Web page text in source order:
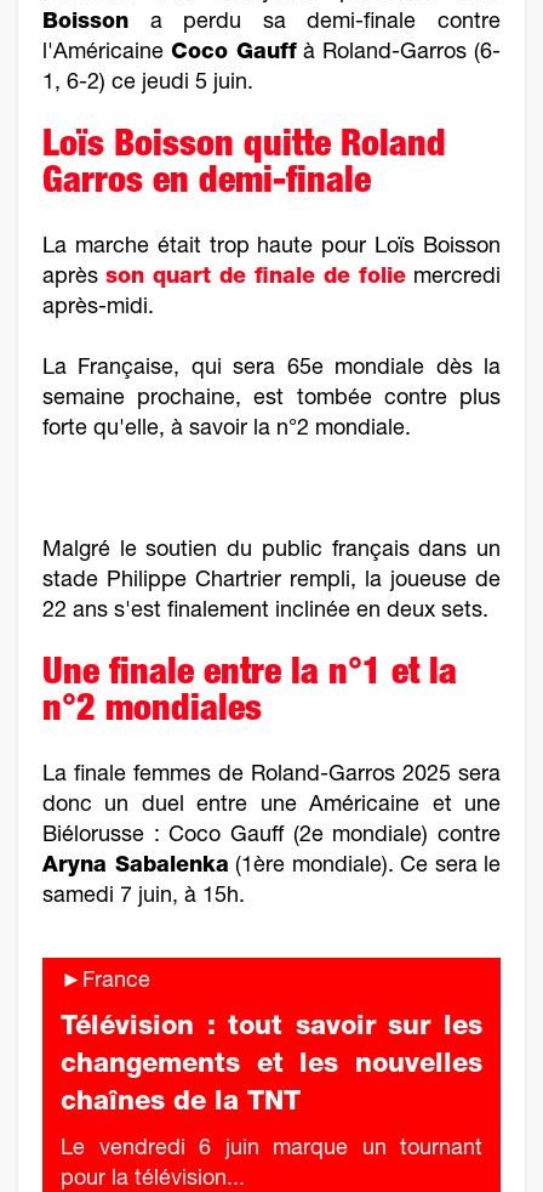
Boisson a perdu sa demi-finale contre
l'Américaine Coco Gauffà Roland-Garros (6-
1, 6-2) ce jeudi 5 juin.
Loïs Boisson quitte Roland
Garros en demi-finale
La marche était trop haute pour Loïs Boisson
après son quart de finale de folie mercredi
après-midi.
La Française, qui sera 65e mondiale dès la
semaine prochaine, est tombée contre plus
forte qu'elle, à savoir la n°2 mondiale.
Malgré le soutien du public français dans un
stade Philippe Chartrier rempli, la joueuse de
22 ans s'est finalement inclinée en deux sets.
Une finale entre la n°1 et la
n°2 mondiales
La finale femmes de Roland-Garros 2025 sera
donc un duel entre une Américaine et une
Biélorusse : Coco Gauff (2e mondiale) contre
Aryna Sabalenka (1ère mondiale). Ce sera le
samedi 7 juin, à 15h.
►France
Télévision : tout savoir sur les
changements et les nouvelles
chaînes de la TNT
Le vendredi 6 juin marque un tournant
pour la télévision...